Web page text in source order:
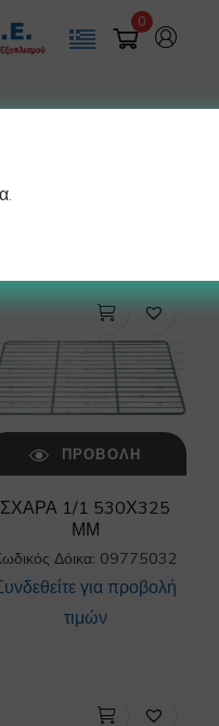
0
ΠΡΟΒΟΛΉ
ΣΧΑΡΑ 1/1 530Χ325
ΜΜ
Δόικα: 09775032
για προβολή
τιμών